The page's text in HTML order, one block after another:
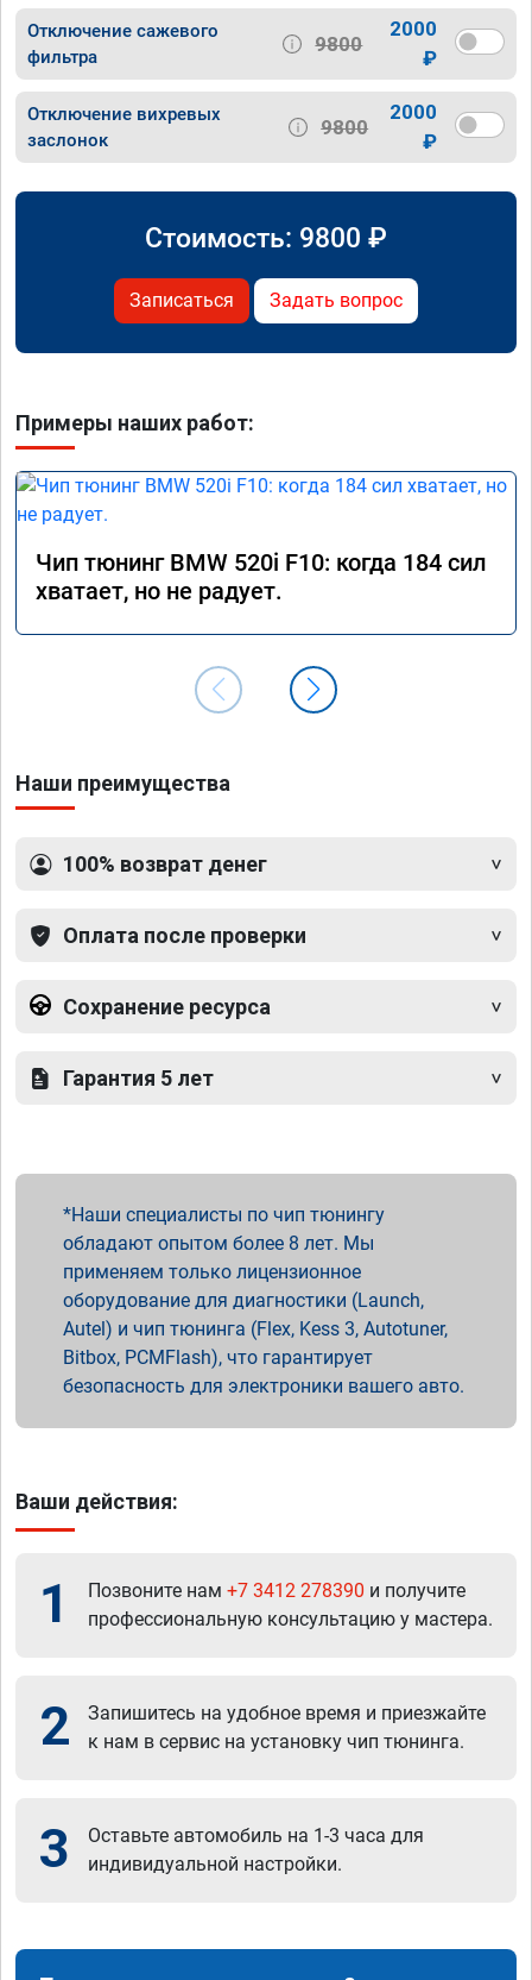
Отключение сажевого
фильтра
9800
2000
₽
Отключение вихревых
заслонок
9800
2000
₽
Стоимость: 9800 ₽
Записаться Задать вопрос
Примеры наших работ:
Чип тюнинг BMW 520i F10: когда 184 сил
хватает, но не радует.
Наши преимущества
100% возврат денег
Оплата после проверки
Сохранение ресурса
Гарантия 5 лет
Наши специалисты по чип тюнингу
обладают опытом более 8 лет. Мы
применяем только лицензионное
оборудование для диагностики (Launch,
Autel) и чип тюнинга (Flex, Kess 3, Autotuner,
Bitbox, PCMFlash), что гарантирует
безопасность для электроники вашего авто.
Ваши действия:
1 Позвоните нам +7 3412 278390 и получите
профессиональную консультацию у мастера.
2
Запишитесь на удобное время и приезжайте
к нам в сервис на установку чип тюнинга.
3
Оставьте автомобиль на 1-3 часа для
индивидуальной настройки.